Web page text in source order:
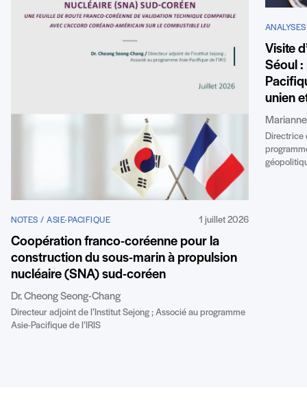
NOTES / ASIE-PACIFIQUE 1 juillet 2026
Coopération franco-coréenne pour la
construction du sous-marin à propulsion
nucléaire (SNA) sud-coréen
Dr. Cheong Seong-Chang
Directeur adjoint de l’Institut Sejong ; Associé au programme
Asie-Pacifique de l’IRIS
Visite
Séoul :
unien
Directrice